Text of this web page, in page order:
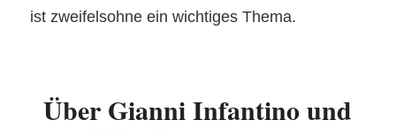
ist zweifelsohne ein wichtiges Thema.
Über Gianni Infantino und